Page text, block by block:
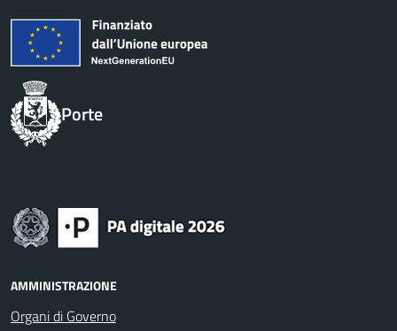
Porte
AMMINISTRAZIONE
Organi di Governo